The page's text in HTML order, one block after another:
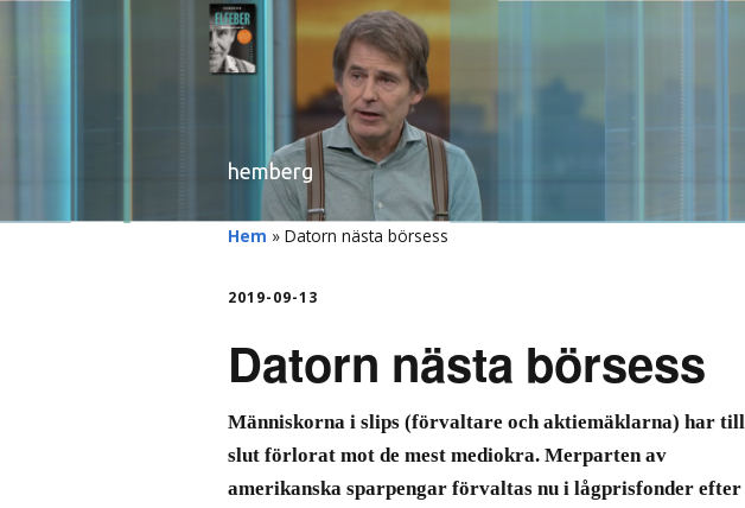
hemberg
Hem » Datorn nästa börsess
2019-09-13
Datorn nästa börsess
Människorna i slips (förvaltare och aktiemäklarna) har till
slut förlorat mot de mest mediokra. Merparten av
amerikanska sparpengar förvaltas nu i lågprisfonder efter